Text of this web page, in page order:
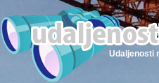
Udaljenosti